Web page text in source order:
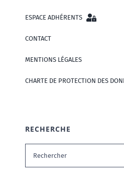
ESPACE ADHÉRENTS
CONTACT
MENTIONS LÉGALES
CHARTE DE PROTECTION DES
RECHERCHE
Rechercher: